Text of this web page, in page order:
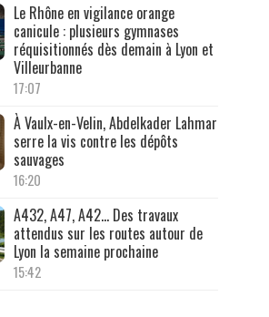
Le Rhône en vigilance orange
canicule : plusieurs gymnases
réquisitionnés dès demain à Lyon et
Villeurbanne
17:07
À Vaulx-en-Velin, Abdelkader Lahmar
serre la vis contre les dépôts
sauvages
16:20
A432, A47, A42… Des travaux
attendus sur les routes autour de
Lyon la semaine prochaine
15:42